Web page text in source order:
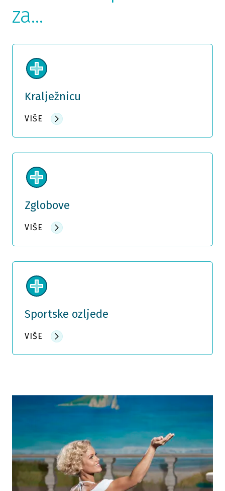
za...
Kralježnicu
VIŠE
Zglobove
VIŠE
Sportske ozljede
VIŠE